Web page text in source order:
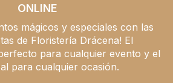
ONLINE
mágicos y especiales con las
de Floristería Drácena! El
para cualquier evento y el
para cualquier ocasión.